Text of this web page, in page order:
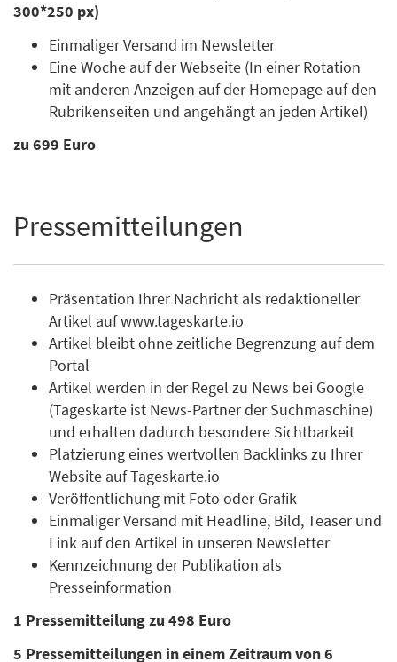
300*250 px)
Einmaliger Versand im Newsletter
Eine Woche auf der Webseite (In einer Rotation
mit anderen Anzeigen auf der Homepage auf den
Rubrikenseiten und angehängt an jeden Artikel)
zu 699 Euro
Pressemitteilungen
Präsentation Ihrer Nachricht als redaktioneller
Artikel auf www.tageskarte.io
Artikel bleibt ohne zeitliche Begrenzung auf dem
Portal
Artikel werden in der Regel zu News bei Google
(Tageskarte ist News-Partner der Suchmaschine)
und erhalten dadurch besondere Sichtbarkeit
Platzierung eines wertvollen Backlinks zu Ihrer
Website auf Tageskarte.io
Veröffentlichung mit Foto oder Grafik
Einmaliger Versand mit Headline, Bild, Teaser und
Link auf den Artikel in unseren Newsletter
Kennzeichnung der Publikation als
Presseinformation
1 Pressemitteilung zu 498 Euro
5 Pressemitteilungen in einem Zeitraum von 6